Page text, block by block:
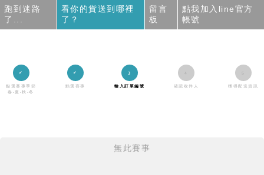
跑到迷路
了...
看你的貨送到哪裡
了？
留言
板
點我加入line官方
帳號
點選賽事季節
春-夏-秋-冬
點選賽事 輸入訂單編號 確認收件人 獲得配送資訊
無此賽事